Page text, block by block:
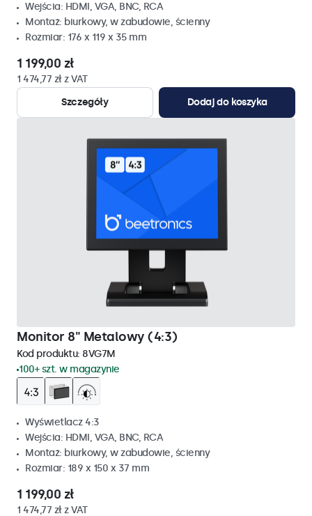
Wejścia: HDMI, VGA, BNC, RCA
Montaż: biurkowy, w zabudowie, ścienny
Rozmiar: 176 x 119 x 35 mm
1 199,00 zł
1 474,77 zł z VAT
Szczegóły
Dodaj do koszyka
Monitor 8" Metalowy (4:3)
Kod produktu: 8VG7M
100+ szt. w magazynie
Wyświetlacz 4:3
Wejścia: HDMI, VGA, BNC, RCA
Montaż: biurkowy, w zabudowie, ścienny
Rozmiar: 189 x 150 x 37 mm
1 199,00 zł
1 474,77 zł z VAT